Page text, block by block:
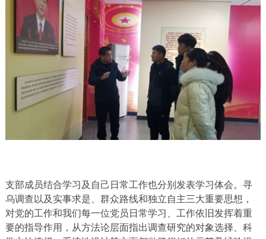
支部成员结合学习及自己日常工作也分别发表学习体会。寻
乌调查以及实事求是、群众路线和独立自主三大重要思想，
对党的工作和我们每一位党员日常学习、工作依旧发挥着重
要的指导作用，从方法论层面指出调查研究的对象选择、科